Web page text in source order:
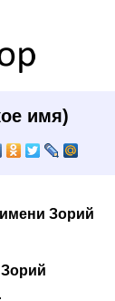
имя)
Зорий